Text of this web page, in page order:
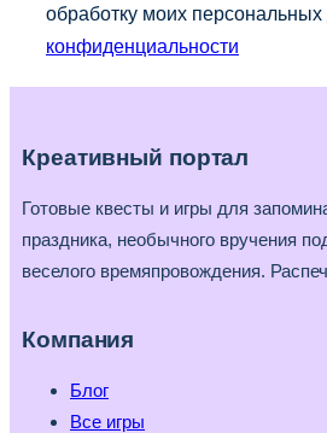
обработку моих персональных
конфиденциальности
Креативный портал
Готовые квесты и игры для
праздника, необычного вручения
веселого времяпровождения.
Компания
Блог
Все игры